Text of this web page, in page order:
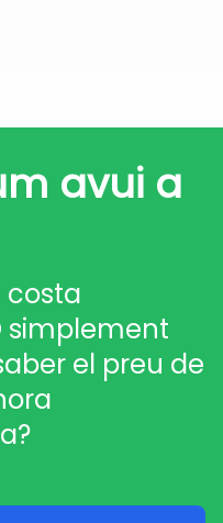
avui a
costa
simplement
el preu de